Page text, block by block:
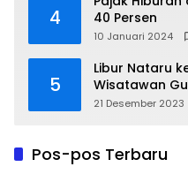
4
40 Persen
10 Januari 2024
5
Libur Nataru
Wisatawan
21 Desember 2023
Pos-pos Terbaru